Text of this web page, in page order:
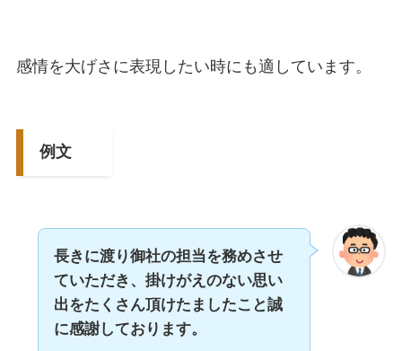
感情を大げさに表現したい時にも適しています。
例文
長きに渡り御社の担当を務めさせ
ていただき、掛けがえのない思い
出をたくさん頂けたましたこと誠
に感謝しております。